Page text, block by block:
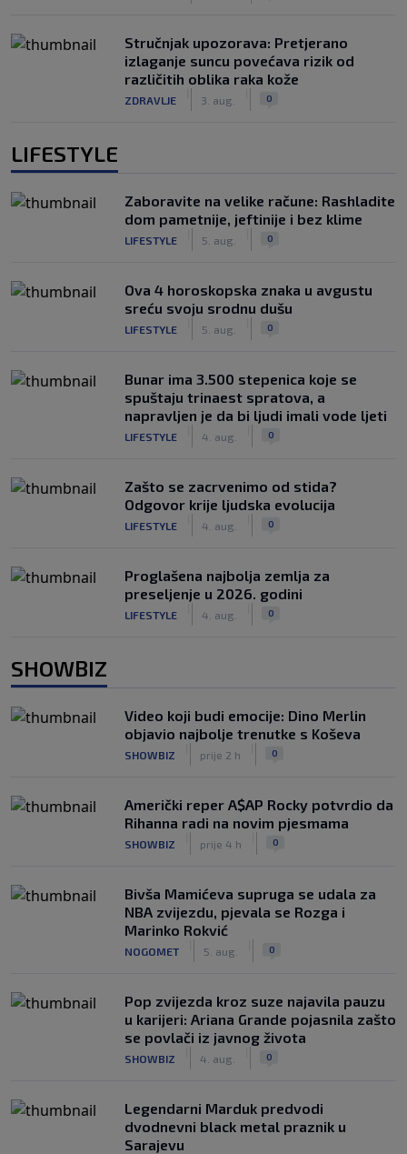
Stručnjak upozorava: Pretjerano
izlaganje suncu povećava rizik od
različitih oblika raka kože
ZDRAVLJE 3. aug. 0
LIFESTYLE
Zaboravite na velike račune: Rashladite
dom pametnije, jeftinije i bez klime
LIFESTYLE 5. aug. 0
Ova 4 horoskopska znaka u avgustu
sreću svoju srodnu dušu
LIFESTYLE 5. aug. 0
Bunar imа 3.500 stepenica koje se
spuštaju trinaest spratova, a
napravljen je da bi ljudi imali vode ljeti
LIFESTYLE 4. aug. 0
Zašto se zacrvenimo od stida?
Odgovor krije ljudska evolucija
LIFESTYLE 4. aug. 0
Proglašena najbolja zemlja za
preseljenje u 2026. godini
LIFESTYLE 4. aug. 0
SHOWBIZ
Video koji budi emocije: Dino Merlin
objavio najbolje trenutke s Koševa
SHOWBIZ prije 2 h 0
Američki reper A$AP Rocky potvrdio da
Rihanna radi na novim pjesmama
SHOWBIZ prije 4 h 0
Bivša Mamićeva supruga se udala za
NBA zvijezdu, pjevala se Rozga i
Marinko Rokvić
NOGOMET 5. aug. 0
Pop zvijezda kroz suze najavila pauzu
u karijeri: Ariana Grande pojasnila zašto
se povlači iz javnog života
SHOWBIZ 4. aug. 0
Legendarni Marduk predvodi
dvodnevni black metal praznik u
Sarajevu